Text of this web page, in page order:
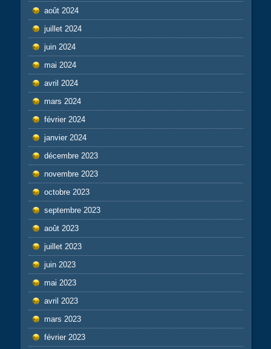
août 2024
juillet 2024
juin 2024
mai 2024
avril 2024
mars 2024
février 2024
janvier 2024
décembre 2023
novembre 2023
octobre 2023
septembre 2023
août 2023
juillet 2023
juin 2023
mai 2023
avril 2023
mars 2023
février 2023